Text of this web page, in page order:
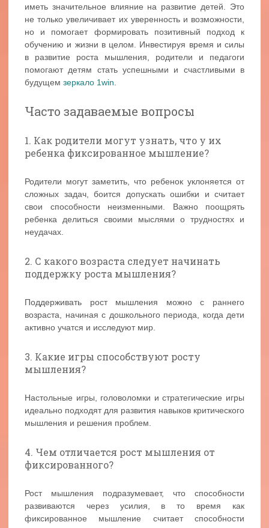
иметь значительное влияние на развитие детей. Это
не только увеличивает их уверенность и возможности,
но и помогает формировать позитивный подход к
обучению и жизни в целом. Инвестируя время и силы
в развитие роста мышления, родители и педагоги
помогают детям стать успешными и счастливыми в
будущем зеркало 1win.
Часто задаваемые вопросы
1. Как родители могут узнать, что у их
ребенка фиксированное мышление?
Родители могут заметить, что ребенок уклоняется от
сложных задач, боится допускать ошибки и считает
свои способности неизменными. Важно поощрять
ребенка делиться своими мыслями о трудностях и
неудачах.
2. С какого возраста следует начинать
поддержку роста мышления?
Поддерживать рост мышления можно с раннего
возраста, начиная с дошкольного периода, когда дети
активно учатся и исследуют мир.
3. Какие игры способствуют росту
мышления?
Настольные игры, головоломки и стратегические игры
идеально подходят для развития навыков критического
мышления и решения проблем.
4. Чем отличается рост мышления от
фиксированного?
Рост мышления подразумевает, что способности
развиваются через усилия, в то время как
фиксированное мышление считает способности